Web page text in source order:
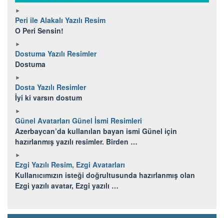
Peri ile Alakalı Yazılı Resim
O Peri Sensin!
Dostuma Yazılı Resimler
Dostuma
Dosta Yazılı Resimler
İyi ki varsın dostum
Günel Avatarları Günel İsmi Resimleri
Azerbaycan’da kullanılan bayan ismi Günel için
hazırlanmış yazılı resimler. Birden …
Ezgi Yazılı Resim, Ezgi Avatarları
Kullanıcımızın isteği doğrultusunda hazırlanmış olan
Ezgi yazılı avatar, Ezgi yazılı …